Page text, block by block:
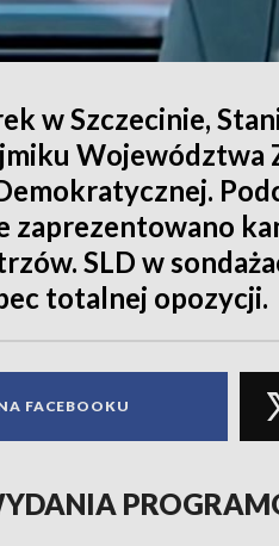
w Szczecinie,
Województwa
zaprezentowano
SLD w
totalnej opozycji.
FACEBOOKU